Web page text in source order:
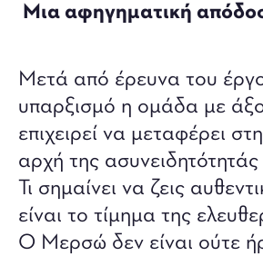
Μια αφηγηματική
Μετά από έρευνα του
υπαρξισμό η ομάδα με
επιχειρεί να μεταφέρει
αρχή της
Τι σημαίνει να ζεις
είναι το τίμημα της
Ο Μερσώ δεν είναι ούτε